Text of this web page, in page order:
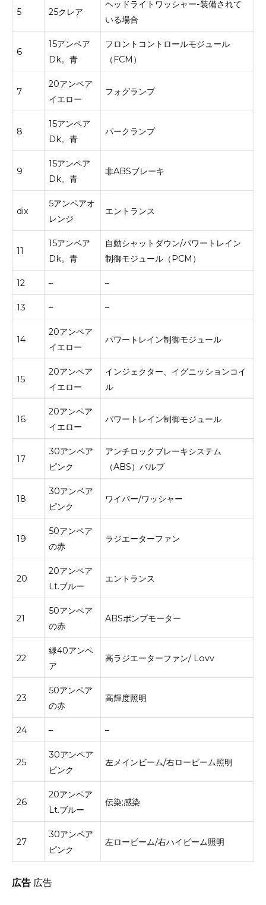
5 25クレア
ヘッドライトワッシャー-装備されて
いる場合
6
15アンペア
Dk。青
フロントコントロールモジュール
（FCM）
7
20アンペア
イエロー
フォグランプ
8
15アンペア
Dk。青
パークランプ
9
15アンペア
Dk。青
非ABSブレーキ
dix
5アンペアオ
レンジ
エントランス
11
15アンペア
Dk。青
自動シャットダウン/パワートレイン
制御モジュール（PCM）
12 – –
13 – –
14
20アンペア
イエロー
パワートレイン制御モジュール
15
20アンペア
イエロー
インジェクター、イグニッションコイ
ル
16
20アンペア
イエロー
パワートレイン制御モジュール
17
30アンペア
ピンク
アンチロックブレーキシステム
（ABS）バルブ
18
30アンペア
ピンク
ワイパー/ワッシャー
19
50アンペア
の赤
ラジエーターファン
20
20アンペア
Lt.ブルー
エントランス
21
50アンペア
の赤
ABSポンプモーター
22
緑40アンペ
ア
高ラジエーターファン/ Lovv
23
50アンペア
の赤
高輝度照明
24 – –
25
30アンペア
ピンク
左メインビーム/右ロービーム照明
26
20アンペア
Lt.ブルー
伝染;感染
27
30アンペア
ピンク
左ロービーム/右ハイビーム照明
広告 広告